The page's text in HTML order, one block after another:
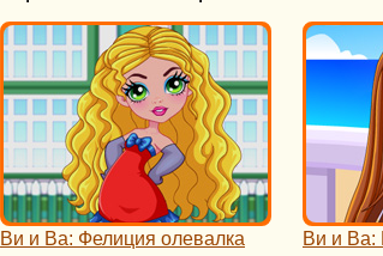
Ви и Ва: Фелиция олевалка Ви и Ва: